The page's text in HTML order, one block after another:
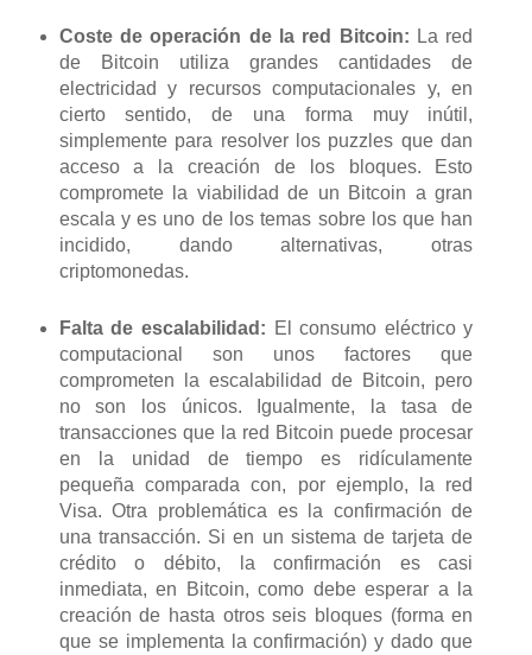
Coste de operación de la red Bitcoin: La red
de Bitcoin utiliza grandes cantidades de
electricidad y recursos computacionales y, en
cierto sentido, de una forma muy inútil,
simplemente para resolver los puzzles que dan
acceso a la creación de los bloques. Esto
compromete la viabilidad de un Bitcoin a gran
escala y es uno de los temas sobre los que han
incidido, dando alternativas, otras
criptomonedas.
Falta de escalabilidad: El consumo eléctrico y
computacional son unos factores que
comprometen la escalabilidad de Bitcoin, pero
no son los únicos. Igualmente, la tasa de
transacciones que la red Bitcoin puede procesar
en la unidad de tiempo es ridículamente
pequeña comparada con, por ejemplo, la red
Visa. Otra problemática es la confirmación de
una transacción. Si en un sistema de tarjeta de
crédito o débito, la confirmación es casi
inmediata, en Bitcoin, como debe esperar a la
creación de hasta otros seis bloques (forma en
que se implementa la confirmación) y dado que